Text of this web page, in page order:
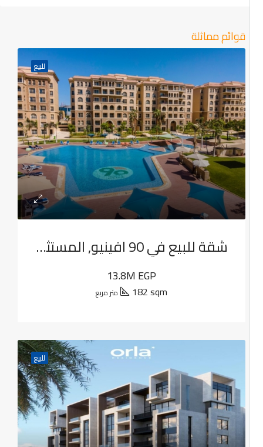
قوائم مماثلة
للبيع
شقة للبيع في 90 افينيو, المستثمرين الجنوبية
13.8M EGP
182 sqm متر مربع
للبيع